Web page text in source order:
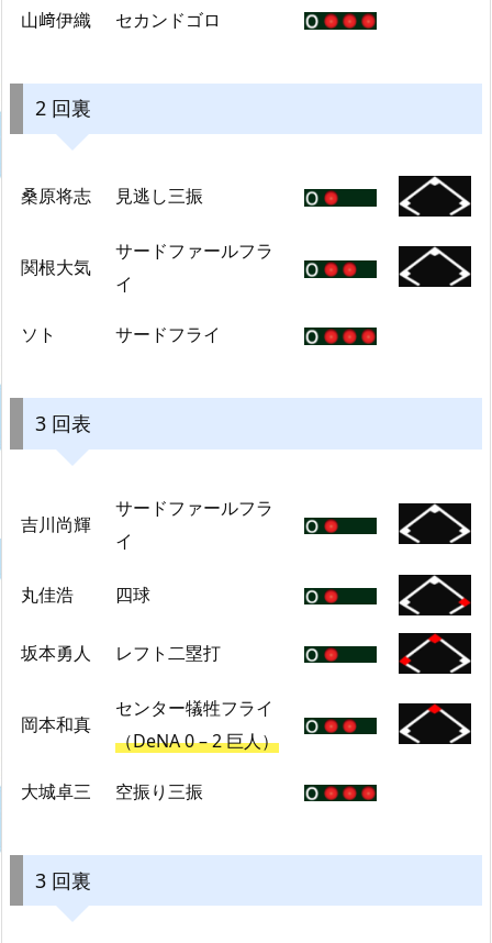
山﨑伊織 セカンドゴロ
2 回裏
桑原将志 見逃し三振
関根大気
サードファールフラ
イ
ソト サードフライ
3 回表
吉川尚輝
サードファールフラ
イ
丸佳浩 四球
坂本勇人 レフト二塁打
岡本和真
センター犠牲フライ
（DeNA 0 – 2 巨人）
大城卓三 空振り三振
3 回裏